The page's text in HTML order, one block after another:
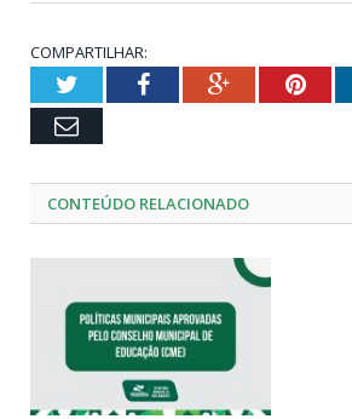
COMPARTILHAR:
TwitterFacebookGoogle+
Email
CONTEÚDO RELACIONADO